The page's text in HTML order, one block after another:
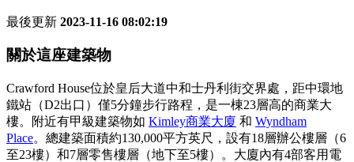
最後更新 2023-11-16 08:02:19
關於這座建築物
Crawford House位於皇后大道中和士丹利街交界處，距中環地
鐵站（D2出口）僅5分鐘步行路程，是一棟23層高的商業大
樓。附近有甲級建築物如 Kimley商業大廈 和 Wyndham
Place。總建築面積約130,000平方英尺，設有18層辦公樓層（6
至23樓）和7層零售樓層（地下至5樓）。大廈內有4部客用電